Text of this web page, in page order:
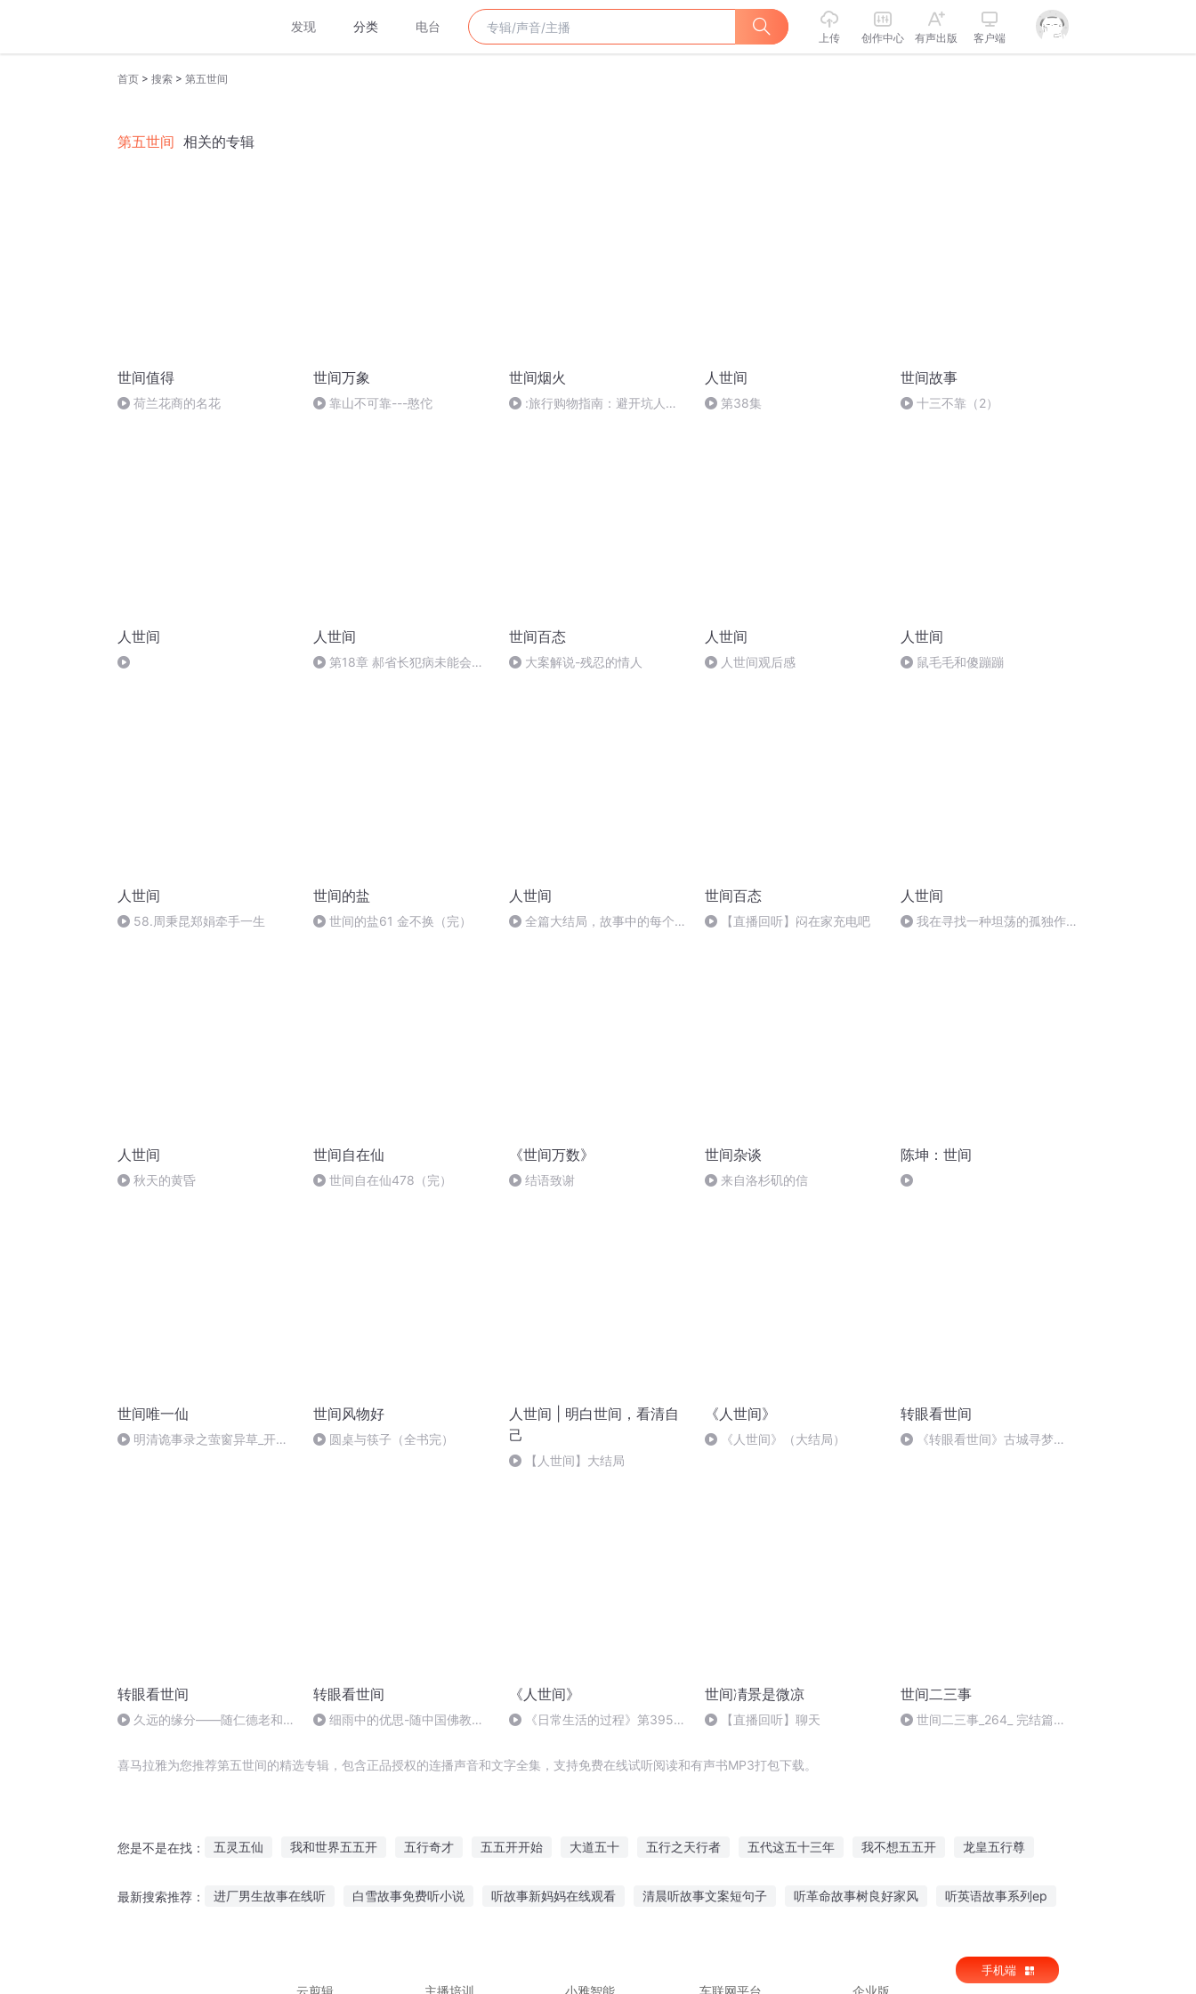
发现 分类 电台
上传 创作中心 有声出版 客户端
首页 > 搜索 > 第五世间
第五世间 相关的专辑
世间值得
荷兰花商的名花
世间万象
靠山不可靠---憨佗
世间烟火
:旅行购物指南：避开坑人的
人世间
第38集
世间故事
十三不靠（2）
人世间 人世间
第18章 郝省长犯病未能会亲
世间百态
大案解说-残忍的情人
人世间
人世间观后感
人世间
鼠毛毛和傻蹦蹦
人世间
58.周秉昆郑娟牵手一生
世间的盐
世间的盐61 金不换（完）
人世间
全篇大结局，故事中的每个人
世间百态
【直播回听】闷在家充电吧
人世间
我在寻找一种坦荡的孤独作者
人世间
秋天的黄昏
世间自在仙
世间自在仙478（完）
《世间万数》
结语致谢
世间杂谈
来自洛杉矶的信
陈坤：世间
世间唯一仙
明清诡事录之萤窗异草_开讲
世间风物好
圆桌与筷子（全书完）
人世间 | 明白世间，看清自
己
【人世间】大结局
《人世间》
《人世间》（大结局）
转眼看世间
《转眼看世间》古城寻梦
转眼看世间
久远的缘分——随仁德老和尚
转眼看世间
细雨中的优思-随中国佛教教
《人世间》
《日常生活的过程》第395-
世间凊景是微凉
【直播回听】聊天
世间二三事
世间二三事_264_ 完结篇
喜马拉雅为您推荐第五世间的精选专辑，包含正品授权的连播声音和文字全集，支持免费在线试听阅读和有声书MP3打包下载。
您是不是在找： 五灵五仙 我和世界五五开 五行奇才 五五开开始 大道五十 五行之天行者 五代这五十三年 我不想五五开 龙皇五行尊
最新搜索推荐： 进厂男生故事在线听 白雪故事免费听小说 听故事新妈妈在线观看 清晨听故事文案短句子 听革命故事树良好家风 听英语故事系列ep
云剪辑
主播培训 小雅智能 车联网平台 企业版
手机端